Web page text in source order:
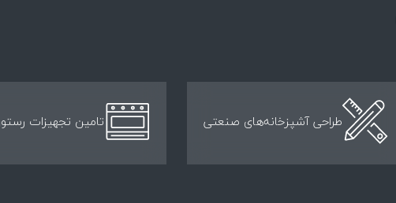
طراحی آشپزخانه‌های صنعتی تامین تجهیزات